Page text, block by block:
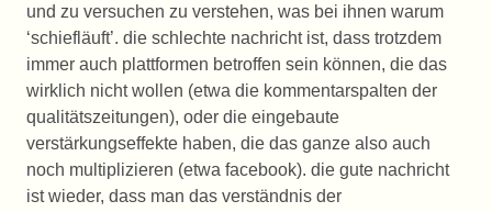
und zu versuchen zu verstehen, was bei ihnen warum
‘schiefläuft’. die schlechte nachricht ist, dass trotzdem
immer auch plattformen betroffen sein können, die das
wirklich nicht wollen (etwa die kommentarspalten der
qualitätszeitungen), oder die eingebaute
verstärkungseffekte haben, die das ganze also auch
noch multiplizieren (etwa facebook). die gute nachricht
ist wieder, dass man das verständnis der